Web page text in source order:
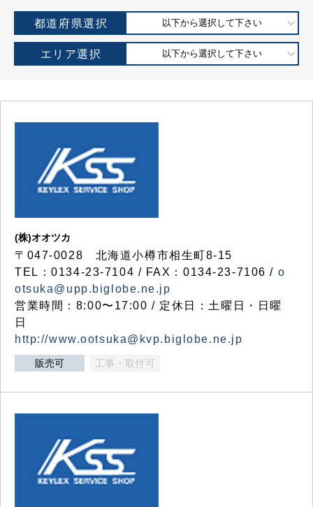
都道府県選択 以下から選択して下さい
エリア選択 以下から選択して下さい
(株)オオツカ
〒047-0028 北海道小樽市相生町8-15
TEL：0134-23-7104 / FAX：0134-23-7106 / o
otsuka@upp.biglobe.ne.jp
営業時間：8:00〜17:00 / 定休日：土曜日・日曜
日
http://www.ootsuka@kvp.biglobe.ne.jp
販売可 工事・取付可